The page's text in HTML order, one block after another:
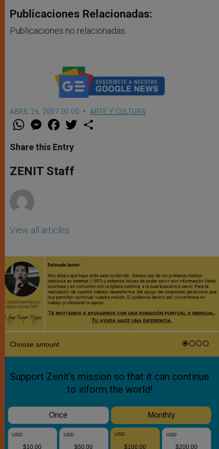
Publicaciones Relacionadas:
Publicaciones no relacionadas.
ABRIL 26, 2007 00:00 ARTE Y CULTURA
W
t
s
p
p
M
e
s
e
g
e
F
a
e
b
o
k
w
Share this Entry
ZENIT Staff
View all articles